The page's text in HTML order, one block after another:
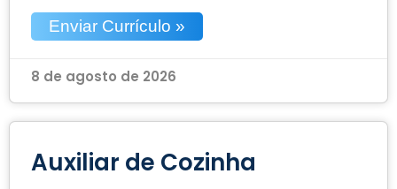
Enviar Currículo »
8 de agosto de 2026
Auxiliar de Cozinha